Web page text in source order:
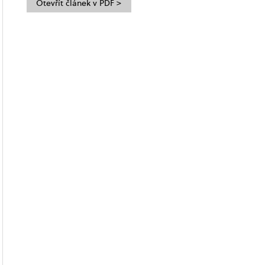
Otevřít článek v PDF >